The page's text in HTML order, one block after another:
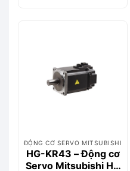
ĐỘNG CƠ SERVO MITSUBISHI
HG-KR43 – Động cơ
Servo Mitsubishi HG